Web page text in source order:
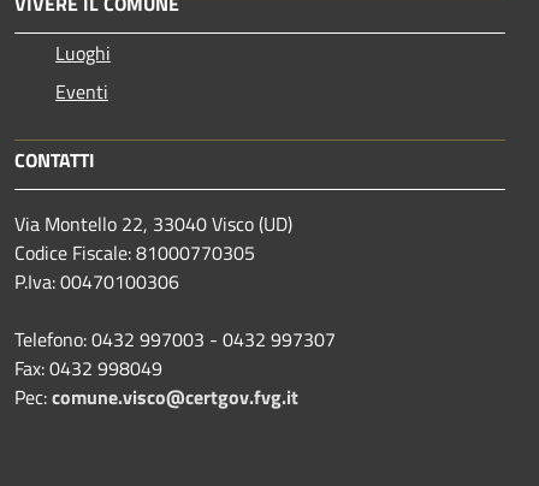
Luoghi
Eventi
CONTATTI
Via Montello 22, 33040 Visco (UD)
Codice Fiscale: 81000770305
P.Iva: 00470100306
Telefono: 0432 997003 - 0432 997307
Fax: 0432 998049
Pec:comune.visco@certgov.fvg.it